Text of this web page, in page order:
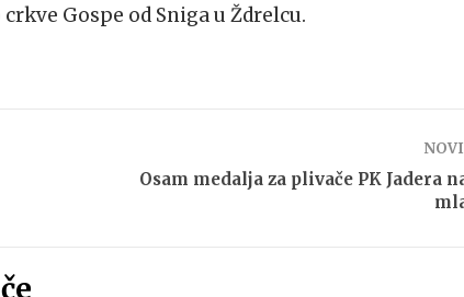
Gospe od Sniga u Ždrelcu.
Osam medalja za plivače PK Jadera